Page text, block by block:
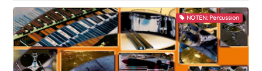
NOTEN: Percussion